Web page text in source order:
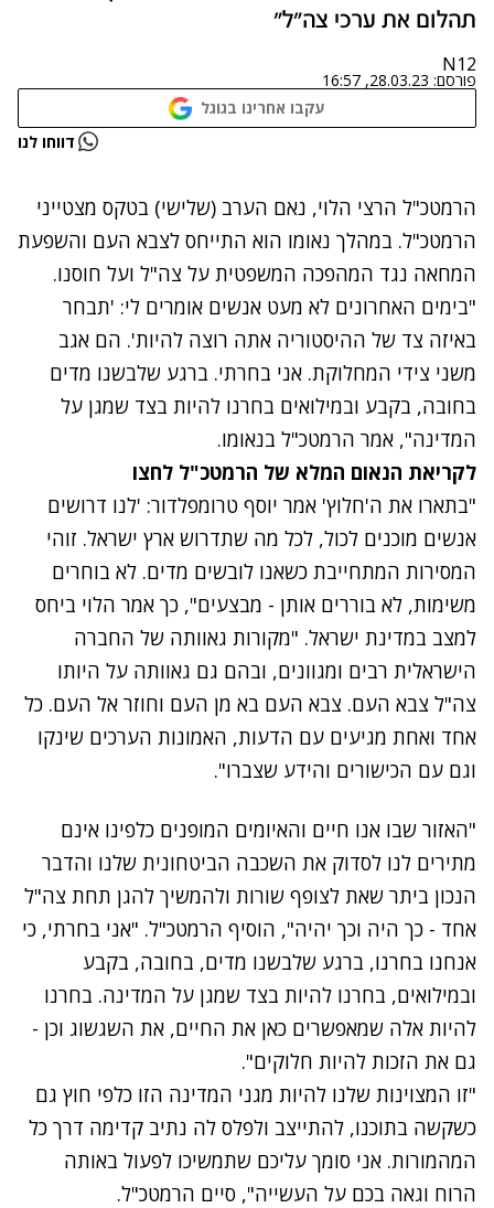
תהלום את ערכי צה"ל"
N12
פורסם: 28.03.23, 16:57
עקבו אחרינו בגוגל
נתקלנו בבעיה דווחו לנו
הרמטכ"ל הרצי הלוי, נאם הערב (שלישי) בטקס מצטייני
הרמטכ"ל. במהלך נאומו הוא התייחס לצבא העם והשפעת
המחאה נגד המהפכה המשפטית על צה"ל ועל חוסנו.
"בימים האחרונים לא מעט אנשים אומרים לי: 'תבחר
באיזה צד של ההיסטוריה אתה רוצה להיות'. הם אגב
משני צידי המחלוקת. אני בחרתי. ברגע שלבשנו מדים
בחובה, בקבע ובמילואים בחרנו להיות בצד שמגן על
המדינה", אמר הרמטכ"ל בנאומו.
לקריאת הנאום המלא של הרמטכ"ל לחצו
"בתארו את ה'חלוץ' אמר יוסף טרומפלדור: 'לנו דרושים
אנשים מוכנים לכול, לכל מה שתדרוש ארץ ישראל. זוהי
המסירות המתחייבת כשאנו לובשים מדים. לא בוחרים
משימות, לא בוררים אותן - מבצעים", כך אמר הלוי ביחס
למצב במדינת ישראל. "מקורות גאוותה של החברה
הישראלית רבים ומגוונים, ובהם גם גאוותה על היותו
צה"ל צבא העם. צבא העם בא מן העם וחוזר אל העם. כל
אחד ואחת מגיעים עם הדעות, האמונות הערכים שינקו
וגם עם הכישורים והידע שצברו".
"האזור שבו אנו חיים והאיומים המופנים כלפינו אינם
מתירים לנו לסדוק את השכבה הביטחונית שלנו והדבר
הנכון ביתר שאת לצופף שורות ולהמשיך להגן תחת צה"ל
אחד - כך היה וכך יהיה", הוסיף הרמטכ"ל. "אני בחרתי, כי
אנחנו בחרנו, ברגע שלבשנו מדים, בחובה, בקבע
ובמילואים, בחרנו להיות בצד שמגן על המדינה. בחרנו
להיות אלה שמאפשרים כאן את החיים, את השגשוג וכן -
גם את הזכות להיות חלוקים".
"זו המצוינות שלנו להיות מגני המדינה הזו כלפי חוץ גם
כשקשה בתוכנו, להתייצב ולפלס לה נתיב קדימה דרך כל
המהמורות. אני סומך עליכם שתמשיכו לפעול באותה
הרוח וגאה בכם על העשייה", סיים הרמטכ"ל.